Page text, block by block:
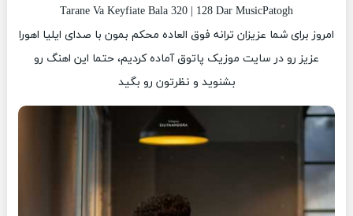
Tarane Va Keyfiate Bala 320 | 128 Dar MusicPatogh
امروز برای شما عزیزان ترانه فوق العاده محکم بمون با صدای ایلیا اهورا
عزیز رو در سایت موزیک پاتوق آماده کردیم، حتما این اهنگ رو
بشنوید و نظرتون رو بگید